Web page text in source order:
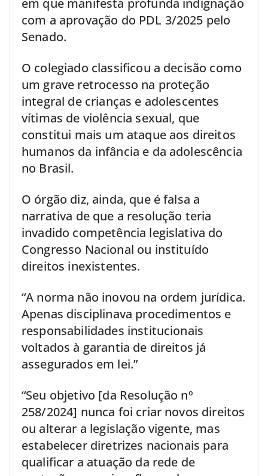
com a aprovação do PDL 3/2025 pelo
Senado.
O colegiado classificou a decisão como
um grave retrocesso na proteção
integral de crianças e adolescentes
vítimas de violência sexual, que
constitui mais um ataque aos direitos
humanos da infância e da adolescência
no Brasil.
O órgão diz, ainda, que é falsa a
narrativa de que a resolução teria
invadido competência legislativa do
Congresso Nacional ou instituído
direitos inexistentes.
“A norma não inovou na ordem jurídica.
Apenas disciplinava procedimentos e
responsabilidades institucionais
voltados à garantia de direitos já
assegurados em lei.”
“Seu objetivo [da Resolução nº
258/2024] nunca foi criar novos direitos
ou alterar a legislação vigente, mas
estabelecer diretrizes nacionais para
qualificar a atuação da rede de